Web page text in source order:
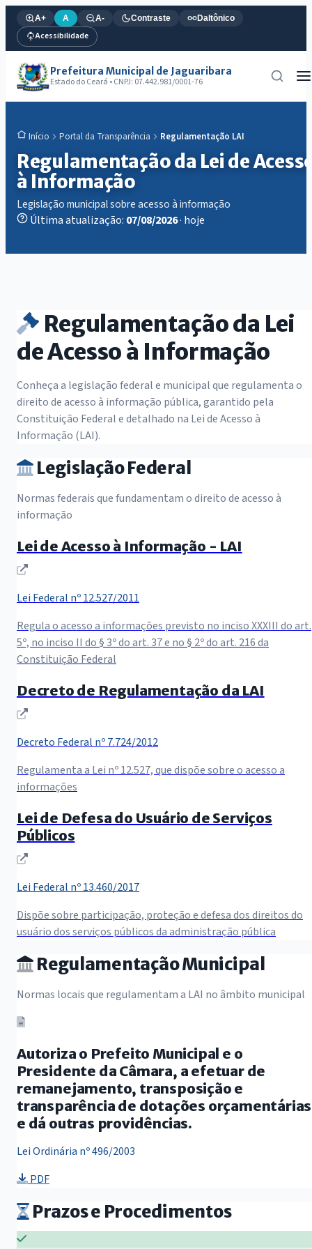
A+ A A- Contraste Daltônico
Acessibilidade
Prefeitura Municipal de Jaguaribara
Estado do Ceará • CNPJ: 07.442.981/0001-76
Início Portal da Transparência Regulamentação LAI
Regulamentação da Lei de
à Informação
Legislação municipal sobre acesso à informação
Última atualização: 07/08/2026· hoje
Regulamentação da Lei
de Acesso à Informação
Conheça a legislação federal e municipal que regulamenta o
direito de acesso à informação pública, garantido pela
Constituição Federal e detalhado na Lei de Acesso à
Informação (LAI).
Legislação Federal
Normas federais que fundamentam o direito de acesso à
informação
Lei de Acesso à Informação - LAI
(abre em nova janela)
Lei Federal nº 12.527/2011
Regula o acesso a informações previsto no inciso XXXIII do art.
5º, no inciso II do § 3º do art. 37 e no § 2º do art. 216 da
Constituição Federal
Decreto de Regulamentação da LAI
(abre em nova janela)
Decreto Federal nº 7.724/2012
Regulamenta a Lei nº 12.527, que dispõe sobre o acesso a
informações
Lei de Defesa do Usuário de Serviços
Públicos
(abre em nova janela)
Lei Federal nº 13.460/2017
Dispõe sobre participação, proteção e defesa dos direitos do
usuário dos serviços públicos da administração pública
Regulamentação Municipal
Normas locais que regulamentam a LAI no âmbito municipal
Autoriza o Prefeito Municipal e o
Presidente da Câmara, a efetuar de
remanejamento, transposição e
transparência de dotações
e dá outras providências.
Lei Ordinária nº 496/2003
PDF
Prazos e Procedimentos